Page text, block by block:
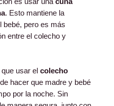
. Esto mantiene la
bebé, pero es más
entre el colecho y
usar el colecho
hacer que madre y bebé
por la noche. Sin